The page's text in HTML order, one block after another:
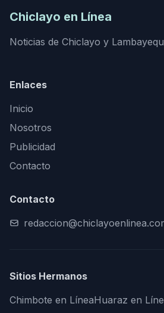
Chiclayo en Línea
Noticias de Chiclayo y
Enlaces
Inicio
Nosotros
Publicidad
Contacto
Contacto
Sitios Hermanos
Chimbote en LíneaHuaraz en